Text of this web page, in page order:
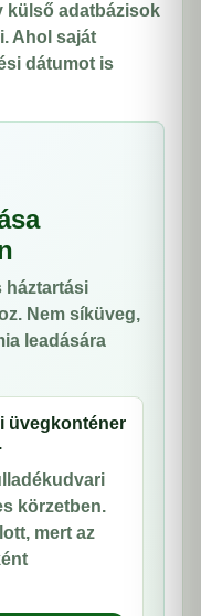
külső adatbázisok
Ahol saját
dátumot is
háztartási
Nem síküveg,
leadására
üvegkonténer
körzetben.
mert az